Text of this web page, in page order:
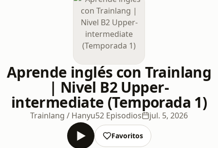
Aprende inglés con Trainlang
| Nivel B2 Upper-
intermediate (Temporada 1)
Trainlang / Hanyu52 Episodios jul. 5, 2026
Favoritos